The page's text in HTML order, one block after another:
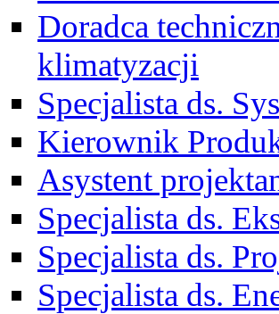
Doradca
klimatyzacji
Specjalista ds.
Kierownik
Asystent
Specjalista ds.
Specjalista ds.
Specjalista ds.